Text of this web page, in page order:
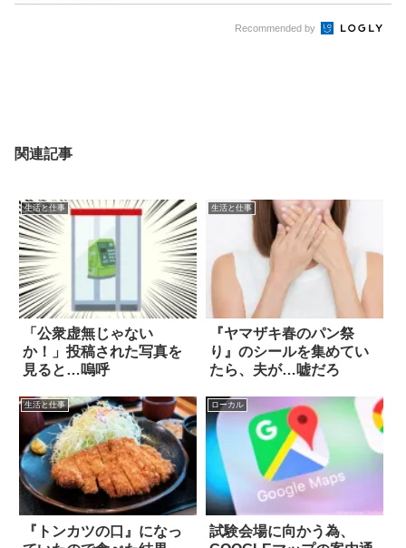
Recommended by
関連記事
生活と仕事
「公衆虚無じゃない
か！」投稿された写真を
見ると…嗚呼
生活と仕事
『ヤマザキ春のパン祭
り』のシールを集めてい
たら、夫が…嘘だろ
生活と仕事
『トンカツの口』になっ
ローカル
試験会場に向かう為、